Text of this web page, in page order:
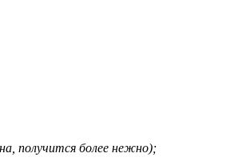
получится более нежно);